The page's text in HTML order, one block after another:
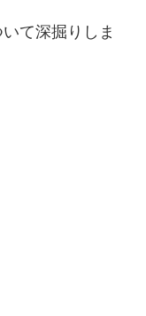
て深掘りしま